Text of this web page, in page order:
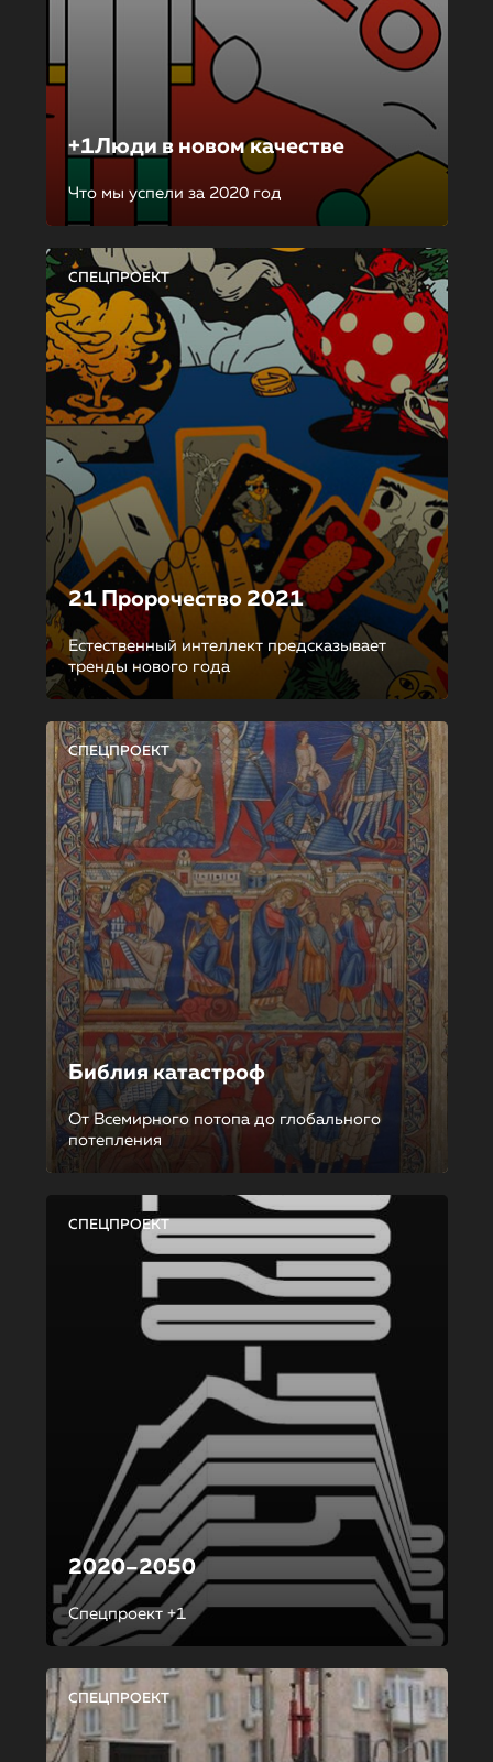
+1Люди в новом качестве
Что мы успели за 2020 год
СПЕЦПРОЕКТ
21 Пророчество 2021
Естественный интеллект предсказывает
тренды нового года
СПЕЦПРОЕКТ
Библия катастроф
От Всемирного потопа до глобального
потепления
СПЕЦПРОЕКТ
2020–2050
Спецпроект +1
СПЕЦПРОЕКТ